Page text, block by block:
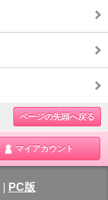
ページの先頭へ戻る
マイアカウント
PC版